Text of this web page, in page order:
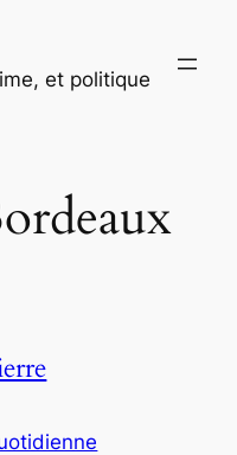
et politique